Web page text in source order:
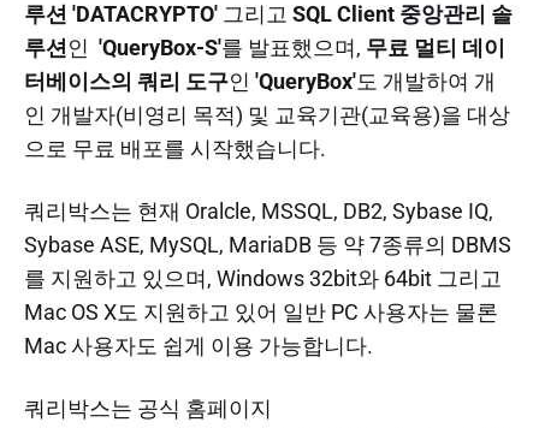
루션 'DATACRYPTO' 그리고 SQL Client 중앙관리 솔
루션 인 'QueryBox-S'를 발표했으며, 무료 멀티 데이
터베이스의 쿼리 도구인 'QueryBox'도 개발하여 개
인 개발자(비영리 목적) 및 교육기관(교육용)을 대상
으로 무료 배포를 시작했습니다.
쿼리박스는 현재 Oralcle, MSSQL, DB2, Sybase IQ,
Sybase ASE, MySQL, MariaDB 등 약 7종류의 DBMS
를 지원하고 있으며, Windows 32bit와 64bit 그리고
Mac OS X도 지원하고 있어 일반 PC 사용자는 물론
Mac 사용자도 쉽게 이용 가능합니다.​
쿼리박스는 공식 홈페이지